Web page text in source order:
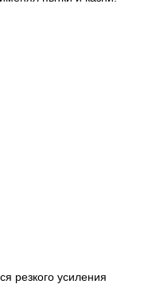
усиления